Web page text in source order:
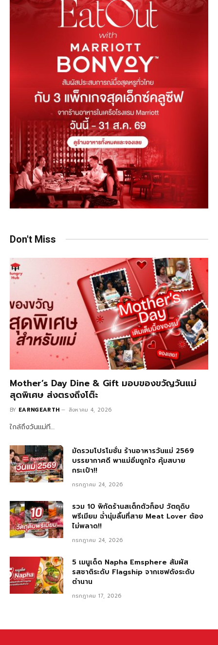
Don't Miss
Mother’s Day Dine & Gift มอบของขวัญวันแม่
สุดพิเศษ ส่งตรงถึงโต๊ะ
BY EARNGEARTH สิงหาคม 4, 2026
ใกล้ถึงวันแม่ที…
มัดรวมโปรโมชั่น ร้านอาหารวันแม่ 2569
บรรยากาศดี พาแม่อิ่มถูกใจ คุ้มสบาย
กระเป๋า!!
กรกฎาคม 24, 2026
รวม 10 พิกัดร้านสเต็กตัวท็อป วัตถุดิบ
พรีเมียม ฉ่ำนุ่มลิ้นที่สาย Meat Lover ต้อง
ไม่พลาด!!
กรกฎาคม 24, 2026
5 เมนูเด็ด Napha Emsphere สัมผัส
รสชาติระดับ Flagship จากเชฟดังระดับ
ตำนาน
กรกฎาคม 17, 2026